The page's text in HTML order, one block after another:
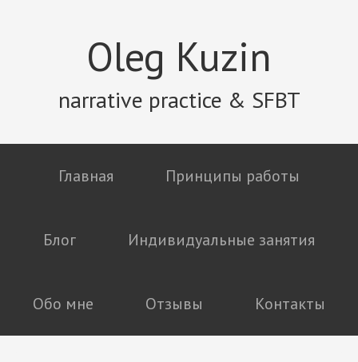
Oleg Kuzin
narrative practice & SFBT
Главная Принципы работы
Блог Индивидуальные занятия
Обо мне Отзывы Контакты